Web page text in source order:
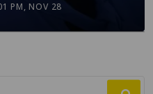
PM, NOV 28